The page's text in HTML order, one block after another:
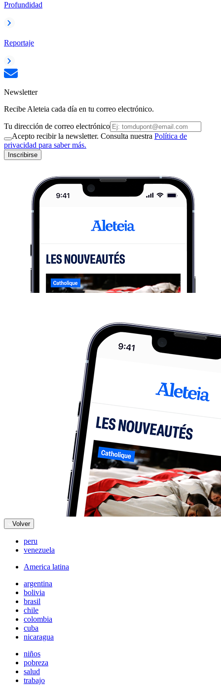
Profundidad
Reportaje
Newsletter
Recibe Aleteia cada día en tu correo electrónico.
Tu dirección de correo electrónico
Acepto recibir la newsletter. Consulta nuestra Política de
privacidad para saber más.
Inscribirse
Volver
peru
venezuela
America latina
argentina
bolivia
brasil
chile
colombia
cuba
nicaragua
niños
pobreza
salud
trabajo